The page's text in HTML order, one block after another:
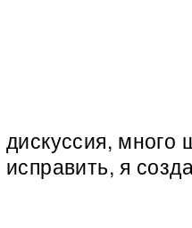
дискуссия,
исправить, я